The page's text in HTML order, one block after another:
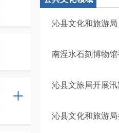
沁县文化和旅游
南涅水石刻博物
沁县文旅局开展
沁县文化和旅游